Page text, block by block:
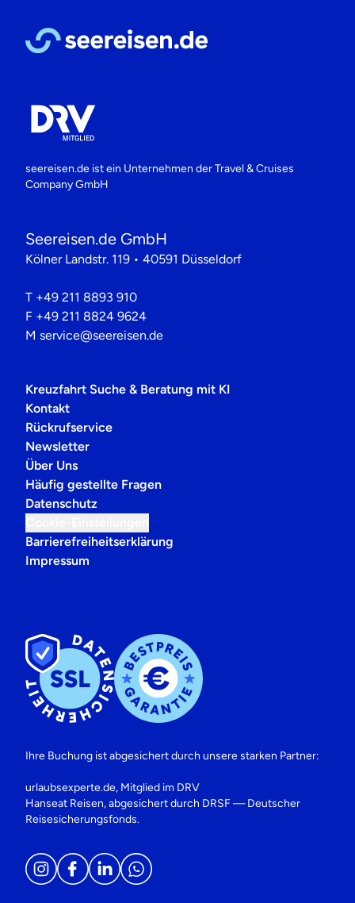
seereisen.de ist ein Unternehmen derTravel & Cruises
Company GmbH
Seereisen.de GmbH
Kölner Landstr. 119 • 40591 Düsseldorf
T +49 211 8893 910
F +49 211 8824 9624
M service@seereisen.de
Kreuzfahrt Suche & Beratung mit KI
Kontakt
Rückrufservice
Newsletter
Über Uns
Häufig gestellte Fragen
Datenschutz
Barrierefreiheitserklärung
Impressum
Ihre Buchung ist abgesichert durch unsere starken Partner:
urlaubsexperte.de, Mitglied im DRV
Hanseat Reisen, abgesichert durch DRSF — Deutscher
Reisesicherungsfonds.